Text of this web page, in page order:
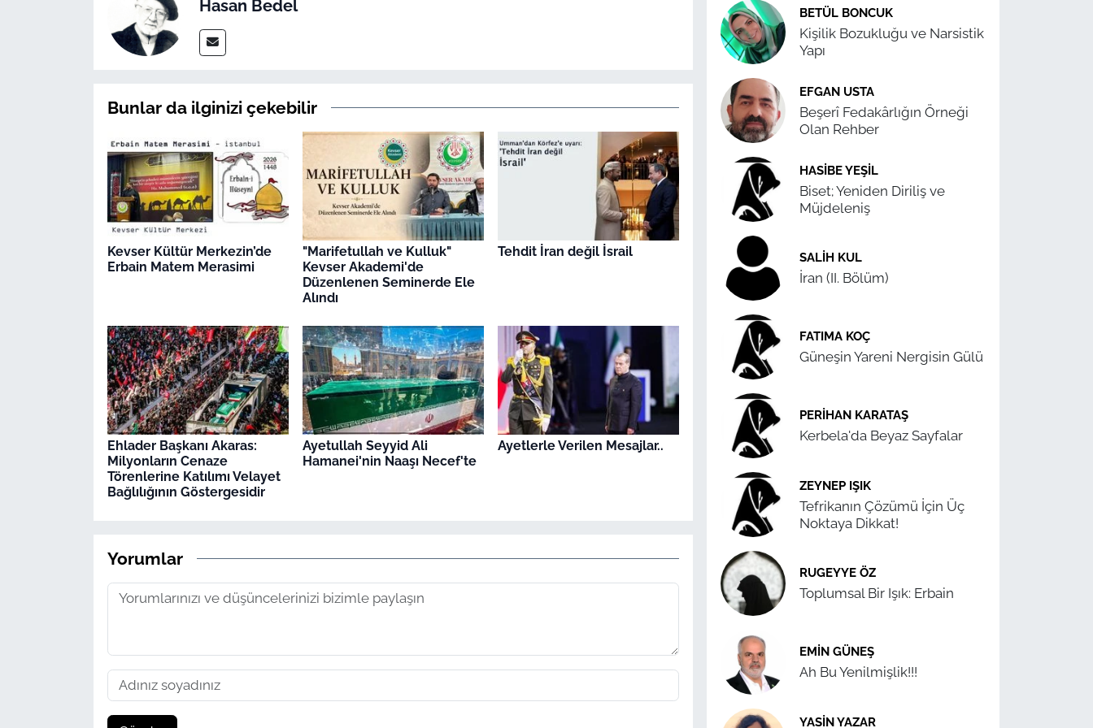
Hasan Bedel
Bunlar da ilginizi çekebilir
Kevser Kültür Merkezin’de
Erbain Matem Merasimi
"Marifetullah ve Kulluk"
Kevser Akademi'de
Düzenlenen Seminerde Ele
Alındı
Tehdit İran değil İsrail
Ehlader Başkanı Akaras:
Milyonların Cenaze
Törenlerine Katılımı Velayet
Bağlılığının Göstergesidir
Ayetullah Seyyid Ali
Hamanei'nin Naaşı Necef'te
Ayetlerle Verilen Mesajlar..
Yorumlar
BETÜL BONCUK
Kişilik Bozukluğu ve Narsistik
Yapı
EFGAN USTA
Beşerî Fedakârlığın Örneği
Olan Rehber
HASIBE YEŞIL
Biset; Yeniden Diriliş ve
Müjdeleniş
SALIH KUL
İran (II. Bölüm)
FATIMA KOÇ
Güneşin Yareni Nergisin Gülü
PERIHAN KARATAŞ
Kerbela'da Beyaz Sayfalar
ZEYNEP IŞIK
Tefrikanın Çözümü İçin Üç
Noktaya Dikkat!
RUGEYYE ÖZ
Toplumsal Bir Işık: Erbain
EMIN GÜNEŞ
Ah Bu Yenilmişlik!!!
YASIN YAZAR